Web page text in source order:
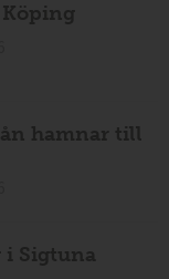
hamnar till
Sigtuna